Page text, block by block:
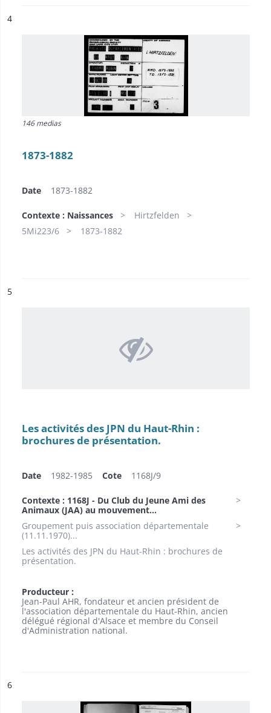
n°
4
146 medias
1873-1882
Date 1873-1882
Contexte : Naissances
Hirtzfelden
5Mi223/6
1873-1882
n°
5
Les activités des JPN du Haut-Rhin :
brochures de présentation.
Date 1982-1985 Cote 1168J/9
Contexte : 1168J - Du Club du Jeune Ami des
Animaux (JAA) au mouvement...
Groupement puis association départementale
(11.11.1970)...
Les activités des JPN du Haut-Rhin : brochures de
présentation.
Producteur :
Jean-Paul AHR, fondateur et ancien président de
l'association départementale du Haut-Rhin, ancien
délégué régional d'Alsace et membre du Conseil
d'Administration national.
n°
6